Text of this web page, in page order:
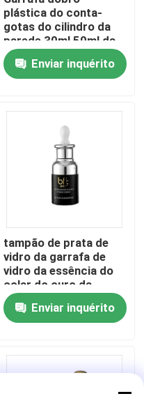
plástica do conta-
gotas do cilindro da
parede 30ml 50ml da
garrafa de óleo do
conta-gotas da
essência
Enviar inquérito
tampão de prata de
vidro da garrafa de
vidro da essência do
colar do ouro da
garrafa do conta-
gotas 30mlEnviar inquérito